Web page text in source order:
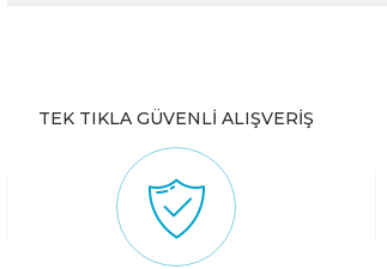
TEK TIKLA GÜVENLİ ALIŞVERİŞ